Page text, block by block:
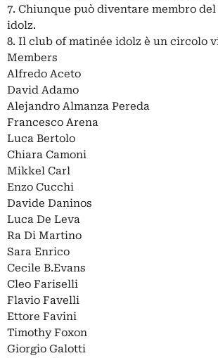
7. Chiunque può diventare membro
idolz.
8. Il club of matinée idolz è un circolo
Members
Alfredo Aceto
David Adamo
Alejandro Almanza Pereda
Francesco Arena
Luca Bertolo
Chiara Camoni
Mikkel Carl
Enzo Cucchi
Davide Daninos
Luca De Leva
Ra Di Martino
Sara Enrico
Cecile B.Evans
Cleo Fariselli
Flavio Favelli
Ettore Favini
Timothy Foxon
Giorgio Galotti